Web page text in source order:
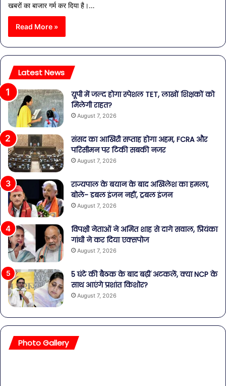
खबरों का बाजार गर्म कर दिया है।…
Read More »
Latest News
यूपी में जल्द होगा स्पेशल TET, लाखों शिक्षकों को
मिलेगी राहत?
August 7, 2026
संसद का आखिरी सप्ताह होगा अहम, FCRA और
परिसीमन पर टिकी सबकी नजर
August 7, 2026
राज्यपाल के बयान के बाद अखिलेश का हमला,
बोले- डबल इंजन नहीं, ट्रबल इंजन
August 7, 2026
विपक्षी नेताओं ने अमित शाह से दागे सवाल, प्रियंका
गांधी ने कर दिया एक्सपोज
August 7, 2026
5 घंटे की बैठक के बाद बढ़ीं अटकलें, क्या NCP के
साथ आएंगे प्रशांत किशोर?
August 7, 2026
Photo Gallery